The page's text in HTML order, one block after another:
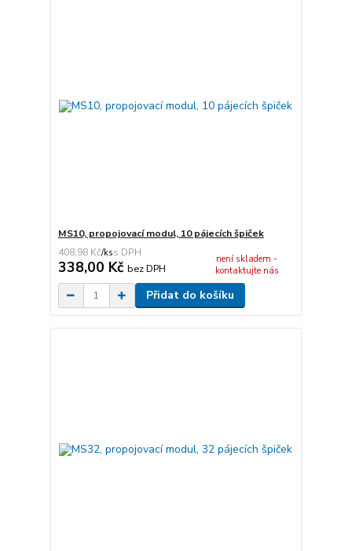
MS10, propojovací modul, 10 pájecích špiček
408,98 Kč/ks
338,00 Kč bez DPH
není skladem -
kontaktujte nás
Přidat do košíku